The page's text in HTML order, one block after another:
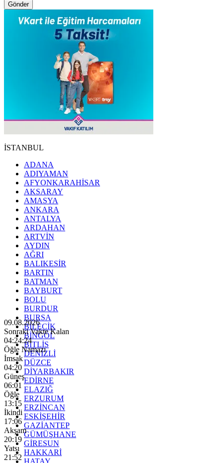
Gönder
İSTANBUL
ADANA
ADIYAMAN
AFYONKARAHİSAR
AKSARAY
AMASYA
ANKARA
ANTALYA
ARDAHAN
ARTVİN
AYDIN
AĞRI
BALIKESİR
BARTIN
BATMAN
BAYBURT
BOLU
BURDUR
BURSA
BİLECİK
BİNGÖL
BİTLİS
DENİZLİ
DÜZCE
DİYARBAKIR
EDİRNE
ELAZIĞ
ERZURUM
ERZİNCAN
ESKİŞEHİR
GAZİANTEP
GÜMÜŞHANE
GİRESUN
HAKKARİ
HATAY
09.08.2026
Sonraki Vakte Kalan
04:24:22
Öğle Namazı
İmsak
04:20
Güneş
06:01
Öğle
13:15
İkindi
17:06
Akşam
20:19
Yatsı
21:52